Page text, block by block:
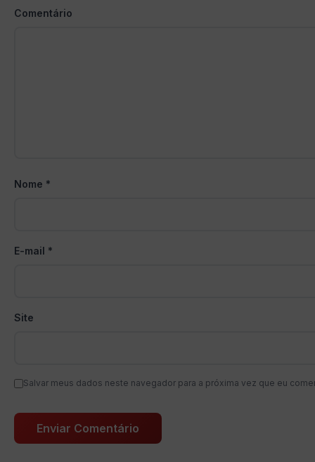
Comentário
Nome *
E-mail *
Site
Salvar meus dados neste navegador para a próxima vez que eu